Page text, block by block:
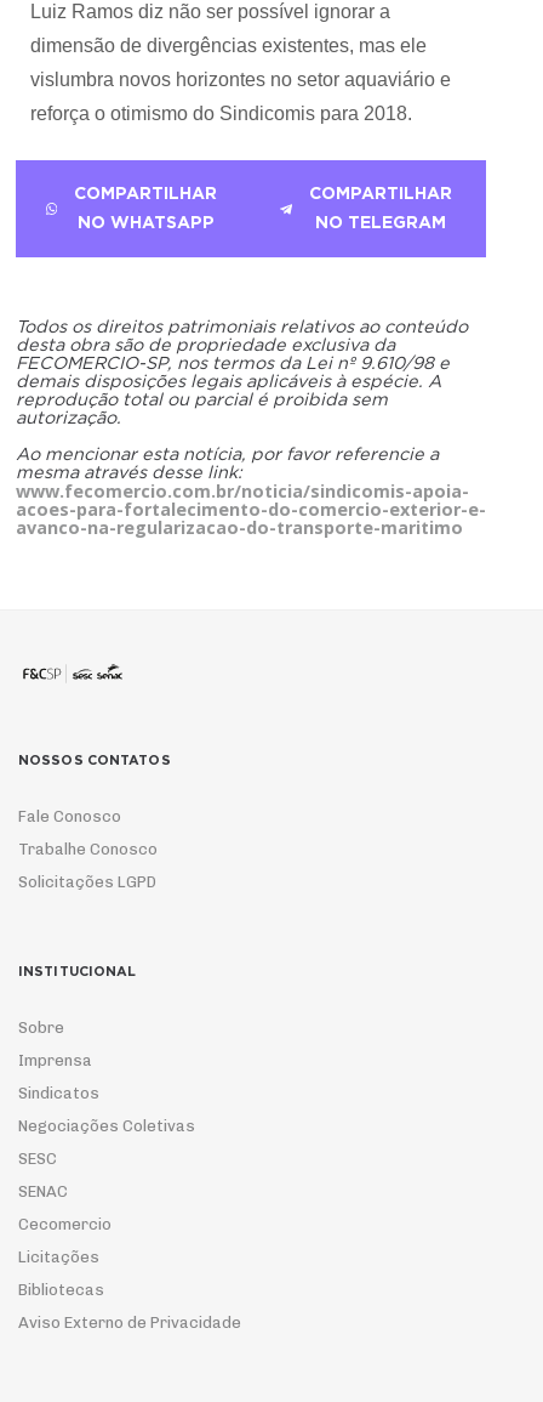
Luiz Ramos diz não ser possível ignorar a
dimensão de divergências existentes, mas ele
vislumbra novos horizontes no setor aquaviário e
reforça o otimismo do Sindicomis para 2018.
COMPARTILHAR
NO WHATSAPP
COMPARTILHAR
NO TELEGRAM
Todos os direitos patrimoniais relativos ao conteúdo
desta obra são de propriedade exclusiva da
FECOMERCIO-SP, nos termos da Lei nº 9.610/98 e
demais disposições legais aplicáveis à espécie. A
reprodução total ou parcial é proibida sem
autorização.
Ao mencionar esta notícia, por favor referencie a
mesma através desse link:
www.fecomercio.com.br/noticia/sindicomis-apoia-
acoes-para-fortalecimento-do-comercio-exterior-e-
avanco-na-regularizacao-do-transporte-maritimo
NOSSOS CONTATOS
Fale Conosco
Trabalhe Conosco
Solicitações LGPD
INSTITUCIONAL
Sobre
Imprensa
Sindicatos
Negociações Coletivas
SESC
SENAC
Cecomercio
Licitações
Bibliotecas
Aviso Externo de Privacidade